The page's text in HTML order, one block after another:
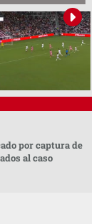
por captura de
al caso